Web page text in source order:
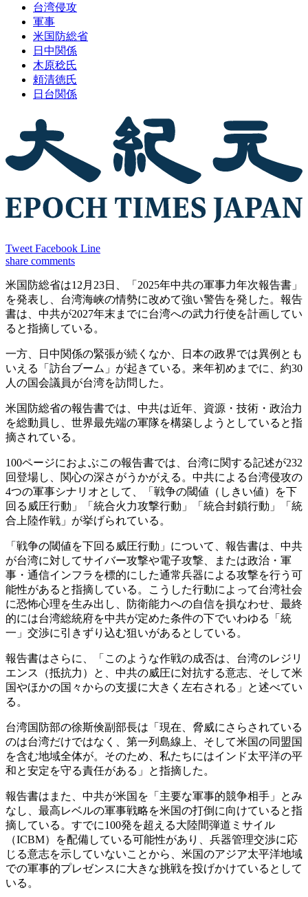
台湾侵攻
軍事
米国防総省
日中関係
木原稔氏
頼清徳氏
日台関係
Tweet Facebook Line
share comments
米国防総省は12月23日、「2025年中共の軍事力年次報告書」
を発表し、台湾海峡の情勢に改めて強い警告を発した。報告
書は、中共が2027年末までに台湾への武力行使を計画してい
ると指摘している。
一方、日中関係の緊張が続くなか、日本の政界では異例とも
いえる「訪台ブーム」が起きている。来年初めまでに、約30
人の国会議員が台湾を訪問した。
米国防総省の報告書では、中共は近年、資源・技術・政治力
を総動員し、世界最先端の軍隊を構築しようとしていると指
摘されている。
100ページにおよぶこの報告書では、台湾に関する記述が232
回登場し、関心の深さがうかがえる。中共による台湾侵攻の
4つの軍事シナリオとして、「戦争の閾値（しきい値）を下
回る威圧行動」「統合火力攻撃行動」「統合封鎖行動」「統
合上陸作戦」が挙げられている。
「戦争の閾値を下回る威圧行動」について、報告書は、中共
が台湾に対してサイバー攻撃や電子攻撃、または政治・軍
事・通信インフラを標的にした通常兵器による攻撃を行う可
能性があると指摘している。こうした行動によって台湾社会
に恐怖心理を生み出し、防衛能力への自信を損なわせ、最終
的には台湾総統府を中共が定めた条件の下でいわゆる「統
一」交渉に引きずり込む狙いがあるとしている。
報告書はさらに、「このような作戦の成否は、台湾のレジリ
エンス（抵抗力）と、中共の威圧に対抗する意志、そして米
国やほかの国々からの支援に大きく左右される」と述べてい
る。
台湾国防部の徐斯倹副部長は「現在、脅威にさらされている
のは台湾だけではなく、第一列島線上、そして米国の同盟国
を含む地域全体が。そのため、私たちにはインド太平洋の平
和と安定を守る責任がある」と指摘した。
報告書はまた、中共が米国を「主要な軍事的競争相手」とみ
なし、最高レベルの軍事戦略を米国の打倒に向けていると指
摘している。すでに100発を超える大陸間弾道ミサイル
（ICBM）を配備している可能性があり、兵器管理交渉に応
じる意志を示していないことから、米国のアジア太平洋地域
での軍事的プレゼンスに大きな挑戦を投げかけているとして
いる。